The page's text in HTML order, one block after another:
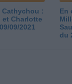
Cathychou :
et Charlotte
09/2021
En
du